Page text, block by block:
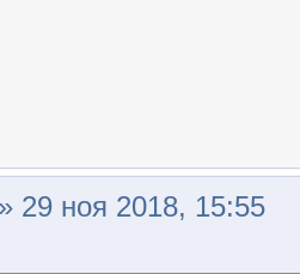
29 ноя 2018, 15:55